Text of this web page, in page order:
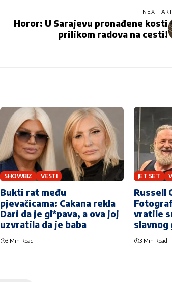
NEXT
Horor: U Sarajevu pronađene kosti
prilikom radova na cesti!
SHOWBIZ VESTI
Bukti rat među
pjevačicama: Cakana rekla
Dari da je gl*pava, a ova joj
uzvratila da je baba
3 Min Read
JET SET
Russell
vratile
slavnog
3 Min Read